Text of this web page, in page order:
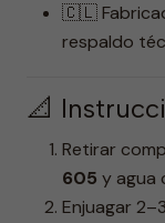
🇨🇱
respaldo
📐
Retirar
605 y agua
Enjuagar